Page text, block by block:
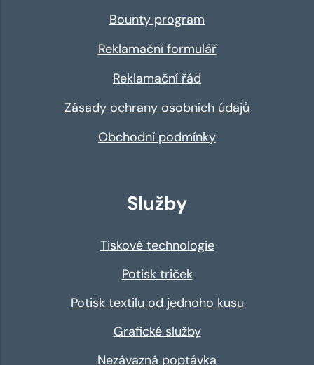
Bounty program
Reklamační formulář
Reklamační řád
Zásady ochrany osobních údajů
Obchodní podmínky
Služby
Tiskové technologie
Potisk triček
Potisk textilu od jednoho kusu
Grafické služby
Nezávazná poptávka